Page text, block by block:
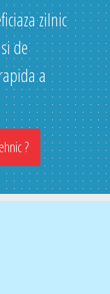
zilnic
de
a
?